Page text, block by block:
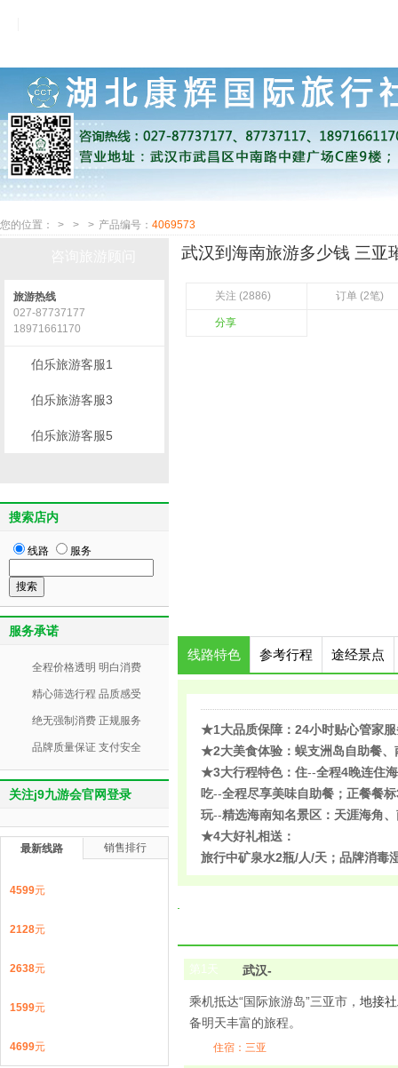
您的位置： > > > 产品编号： 4069573
武汉到海南旅游多少钱 三亚
关注 (2886) 订单 (2笔)
分享
线路特色 参考行程 途经景点
★1大品质保障： 24小时贴心管家
★2大美食体验： 蜈支洲岛自助餐
★3大行程特色： 住--全程4晚连住
吃--全程尽享美味自助餐；正餐餐
玩--精选海南知名景区：天涯海角
★4大好礼相送：
旅行中矿泉水2瓶/人/天；品牌消毒
第1天 武汉-
乘机抵达“国际旅游岛”三亚市， 地接
备明天丰富的旅程。
住宿：三亚
旅游热线
027-87737177
18971661170
伯乐旅游客服1
伯乐旅游客服3
伯乐旅游客服5
搜索店内
线路 服务
服务承诺
全程价格透明 明白消费
精心筛选行程 品质感受
绝无强制消费 正规服务
品牌质量保证 支付安全
关注j9九游会官网登录
最新线路 销售排行
4599元
2128元
2638元
1599元
4699元